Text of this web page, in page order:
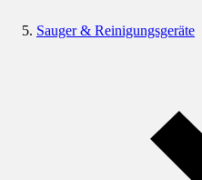
Sauger & Reinigungsgeräte